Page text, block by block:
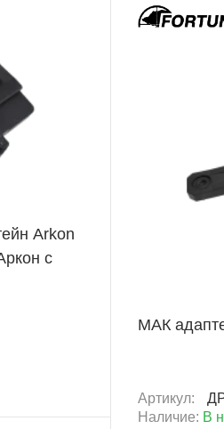
Arkon
с
МАК
Артикул:
Наличие: В